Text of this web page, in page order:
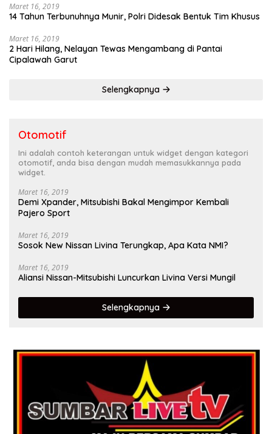
Maret 16, 2019
14 Tahun Terbunuhnya Munir, Polri Didesak Bentuk Tim Khusus
Maret 16, 2019
2 Hari Hilang, Nelayan Tewas Mengambang di Pantai
Cipalawah Garut
Selengkapnya
Otomotif
Ini adalah contoh keterangan untuk widget dengan kategori
otomotif, anda bisa dengan mudah memasukkannya pada
widget.
Maret 16, 2019
Demi Xpander, Mitsubishi Bakal Mengimpor Kembali
Pajero Sport
Maret 16, 2019
Sosok New Nissan Livina Terungkap, Apa Kata NMI?
Maret 16, 2019
Aliansi Nissan-Mitsubishi Luncurkan Livina Versi Mungil
Selengkapnya